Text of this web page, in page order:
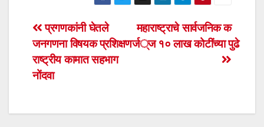
s
A
p
p
e
b
o
er
e
Post
navigation
महाराष्ट्राचे सार्वजनिक क
र्ज १० लाख कोटींच्या पुढे
प्रगणकांनी घेतले
जनगणना विषयक प्रशिक्षण
राष्ट्रीय कामात सहभाग
नोंदवा